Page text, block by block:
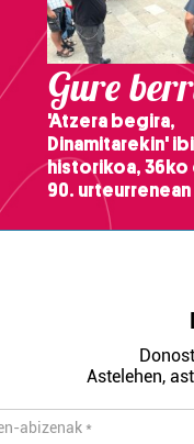
Gure
'Atzera begira,
Dinamitarekin'
historikoa, 36ko
90. urteurrenean
Astelehen,